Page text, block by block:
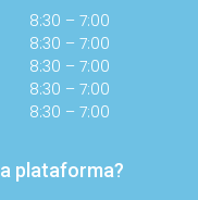
8:30 – 7:00
8:30 – 7:00
8:30 – 7:00
8:30 – 7:00
8:30 – 7:00
plataforma?